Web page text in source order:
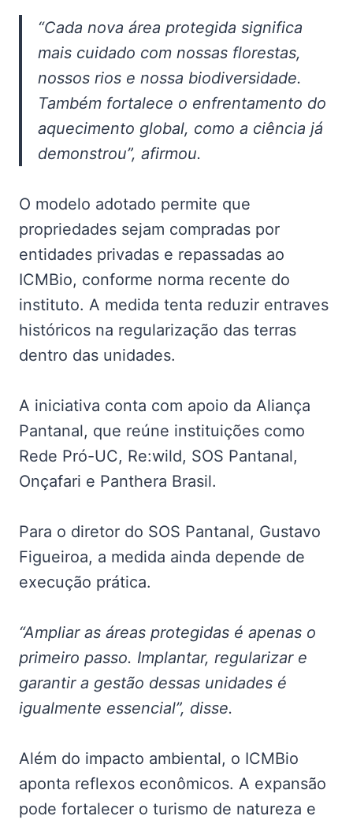
“Cada nova área protegida significa
mais cuidado com nossas florestas,
nossos rios e nossa biodiversidade.
Também fortalece o enfrentamento do
aquecimento global, como a ciência já
demonstrou”, afirmou.
O modelo adotado permite que
propriedades sejam compradas por
entidades privadas e repassadas ao
ICMBio, conforme norma recente do
instituto. A medida tenta reduzir entraves
históricos na regularização das terras
dentro das unidades.
A iniciativa conta com apoio da Aliança
Pantanal, que reúne instituições como
Rede Pró-UC, Re:wild, SOS Pantanal,
Onçafari e Panthera Brasil.
Para o diretor do SOS Pantanal, Gustavo
Figueiroa, a medida ainda depende de
execução prática.
“Ampliar as áreas protegidas é apenas o
primeiro passo. Implantar, regularizar e
garantir a gestão dessas unidades é
igualmente essencial”, disse.
Além do impacto ambiental, o ICMBio
aponta reflexos econômicos. A expansão
pode fortalecer o turismo de natureza e